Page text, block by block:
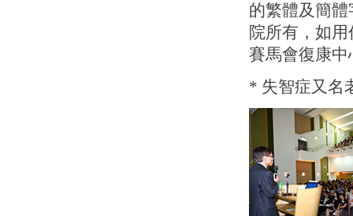
的繁體及簡
院所有，如
賽馬會復康
* 失智症又名